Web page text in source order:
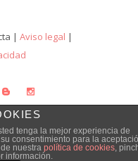
| Aviso legal |
tenga la mejor experiencia de
consentimiento para la
nuestra política de cookies,
información.